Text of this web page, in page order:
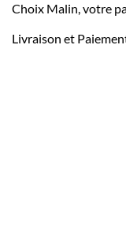
Choix Malin, votre
Livraison et